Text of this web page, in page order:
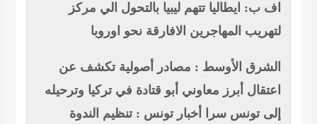
اف ب: ايطاليا تتهم ليبيا بالتحول الي مركز
لتهريب المهاجرين الافارقة نحو اوروبا
الشرق الأوسط : مصادر أصولية تكشف عن
اعتقال أبرز معاوني أبو قتادة في تركيا وترحيله
إلى تونس سرا
أخبار تونس : تنظيم الندوة